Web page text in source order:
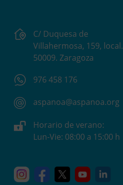
C/ Duquesa de
Villahermosa, 159, local.
50009. Zaragoza
976 458 176
aspanoa@aspanoa.org
Horario de verano:
Lun-Vie: 08:00 a 15:00 h
InstagramFacebook
X YouTube